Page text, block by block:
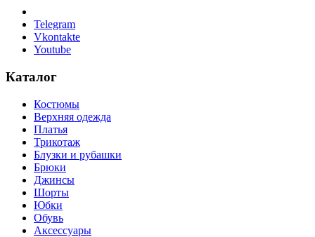
Telegram
Vkontakte
Youtube
Каталог
Костюмы
Верхняя одежда
Платья
Трикотаж
Блузки и рубашки
Брюки
Джинсы
Шорты
Юбки
Обувь
Аксессуары